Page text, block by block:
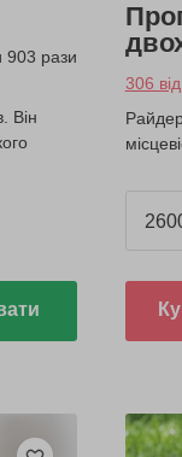
903 рази
Він
306